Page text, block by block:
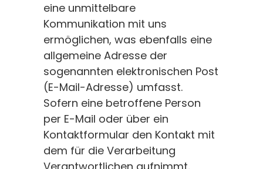
eine unmittelbare
Kommunikation mit uns
ermöglichen, was ebenfalls eine
allgemeine Adresse der
sogenannten elektronischen Post
(E-Mail-Adresse) umfasst.
Sofern eine betroffene Person
per E-Mail oder über ein
Kontaktformular den Kontakt mit
dem für die Verarbeitung